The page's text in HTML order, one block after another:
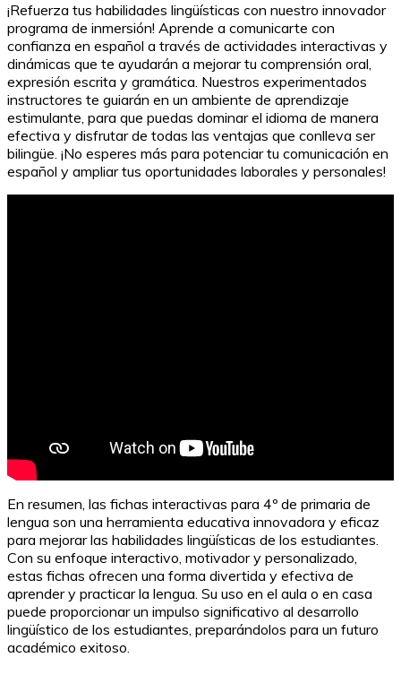
¡Refuerza tus habilidades lingüísticas con nuestro innovador
programa de inmersión! Aprende a comunicarte con
confianza en español a través de actividades interactivas y
dinámicas que te ayudarán a mejorar tu comprensión oral,
expresión escrita y gramática. Nuestros experimentados
instructores te guiarán en un ambiente de aprendizaje
estimulante, para que puedas dominar el idioma de manera
efectiva y disfrutar de todas las ventajas que conlleva ser
bilingüe. ¡No esperes más para potenciar tu comunicación en
español y ampliar tus oportunidades laborales y personales!
En resumen, las fichas interactivas para 4º de primaria de
lengua son una herramienta educativa innovadora y eficaz
para mejorar las habilidades lingüísticas de los estudiantes.
Con su enfoque interactivo, motivador y personalizado,
estas fichas ofrecen una forma divertida y efectiva de
aprender y practicar la lengua. Su uso en el aula o en casa
puede proporcionar un impulso significativo al desarrollo
lingüístico de los estudiantes, preparándolos para un futuro
académico exitoso.